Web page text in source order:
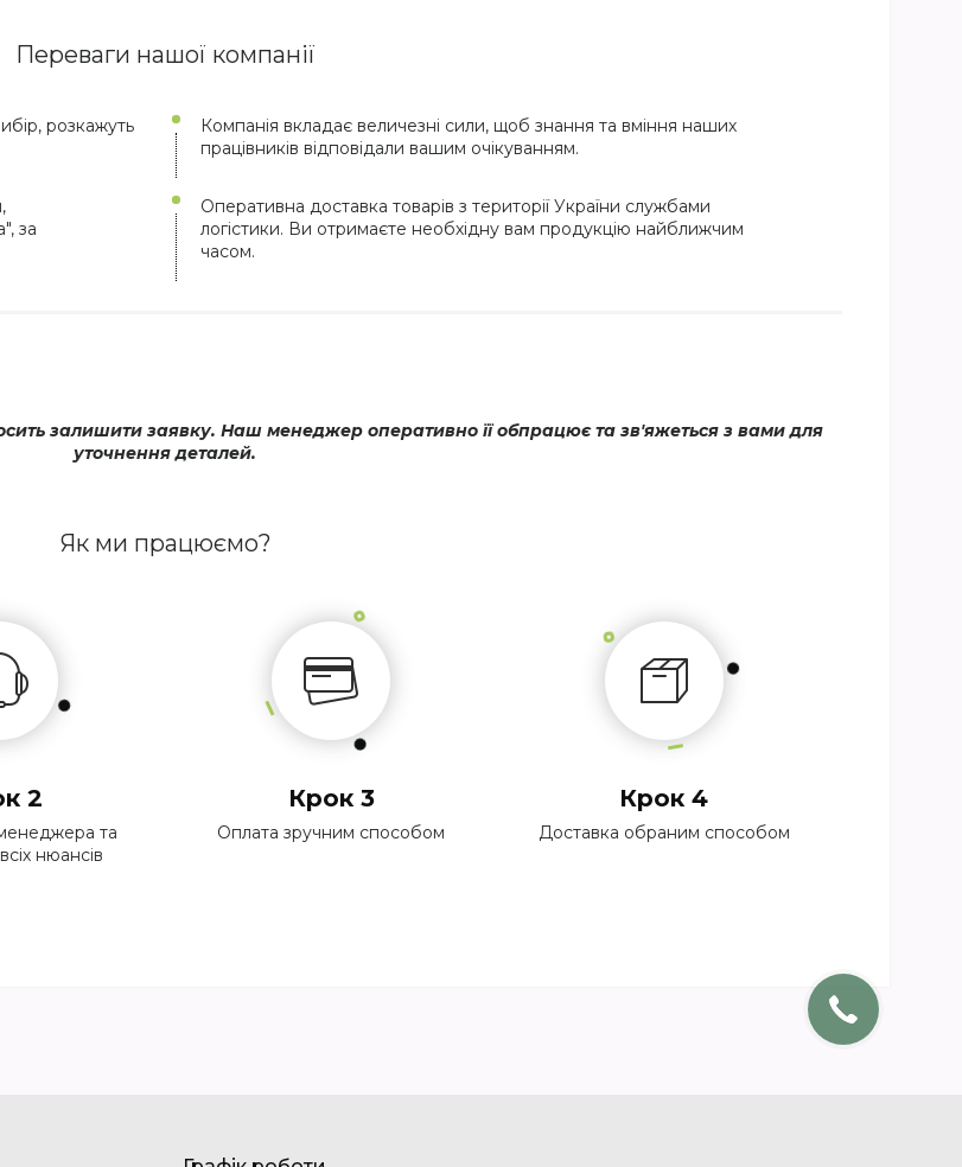
Переваги нашої компанії
розкажуть
Компанія вкладає величезні сили, щоб знання та вміння наших
працівників відповідали вашим очікуванням.
за
Оперативна доставка товарів з території України службами
логістики. Ви отримаєте необхідну вам продукцію найближчим
часом.
залишити заявку. Наш менеджер оперативно її обпрацює та зв'яжеться з вами для
уточнення деталей.
Як ми працюємо?
2
та
нюансів
Крок 3
Оплата зручним способом
Крок 4
Доставка обраним способом